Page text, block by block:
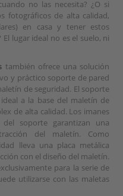
no las necesita? ¿O si
fotográficos de alta calidad,
en casa y tener estos
lugar ideal no es el suelo, ni
también ofrece una solución
y práctico soporte de pared
de seguridad. El soporte
a la base del maletín de
de alta calidad. Los imanes
soporte garantizan una
del maletín. Como
lleva una placa metálica
con el diseño del maletín.
para la serie de
utilizarse con las maletas